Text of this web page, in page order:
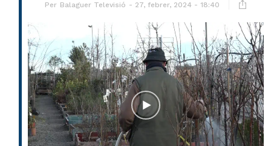
Per Balaguer Televisió 27, febrer, 2024 - 18:40